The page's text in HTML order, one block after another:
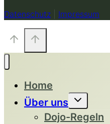
Datenschutz
Impressum
Home
Über uns
Dojo-Regeln